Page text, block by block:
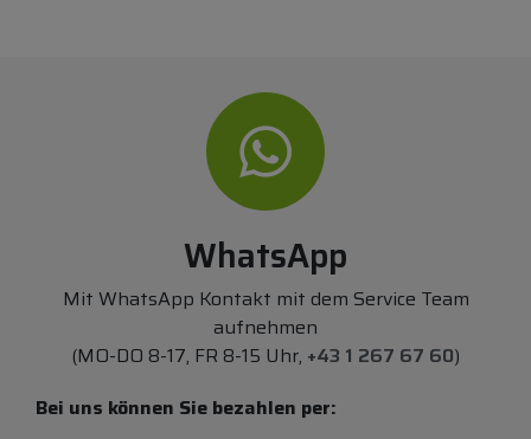
WhatsApp
Mit WhatsApp Kontakt mit dem Service Team
aufnehmen
(MO-DO 8-17, FR 8-15 Uhr, +43 1 267 67 60)
Bei uns können Sie bezahlen per: